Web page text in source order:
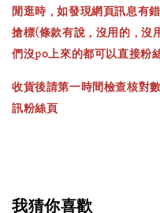
閒逛時，如發現網頁訊息有
搶標(條款有說，沒用的，沒
們沒po上來的都可以直接粉
收貨後請第一時間檢查核對
訊粉絲頁
我猜你喜歡